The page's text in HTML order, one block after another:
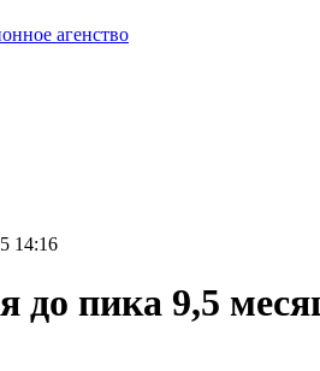
14:16
до пика 9,5